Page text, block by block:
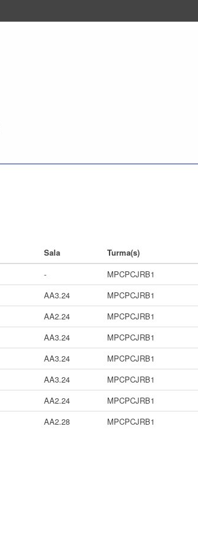
Sala
Turma(s)
-
MPCPCJRB1
AA3.24
MPCPCJRB1
AA2.24
MPCPCJRB1
AA3.24
MPCPCJRB1
AA3.24
MPCPCJRB1
AA3.24
MPCPCJRB1
AA2.24
MPCPCJRB1
AA2.28 MPCPCJRB1